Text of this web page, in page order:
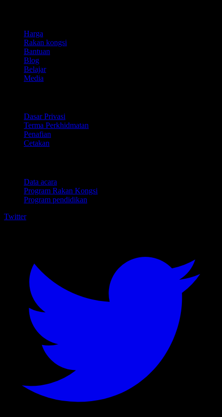
Harga
Rakan kongsi
Bantuan
Blog
Belajar
Media
Dasar Privasi
Terma Perkhidmatan
Penafian
Cetakan
Data acara
Program Rakan Kongsi
Program pendidikan
Twitter